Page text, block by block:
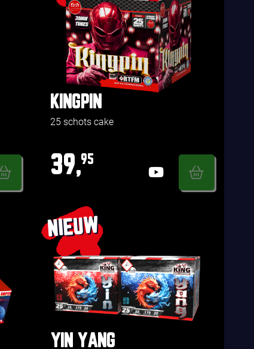
KINGPIN
25 schots cake
39,95
NIEUW
YIN YANG